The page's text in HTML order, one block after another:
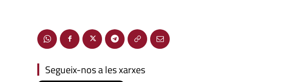
Segueix-nos a les xarxes